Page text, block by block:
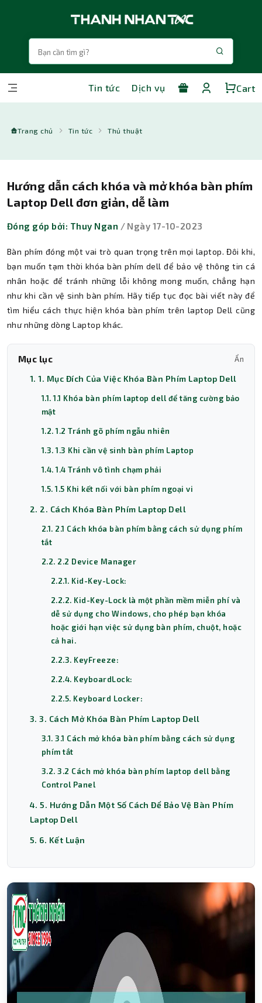
Tin tức Dịch vụ Cart
Trang chủ Tin tức Thủ thuật
Hướng dẫn cách khóa và mở khóa bàn phím
Laptop Dell đơn giản, dễ làm
Đóng góp bởi: Thuy Ngan / Ngày 17-10-2023
Bàn phím đóng một vai trò quan trọng trên mọi laptop. Đôi khi,
bạn muốn tạm thời khóa bàn phím dell để bảo vệ thông tin cá
nhân hoặc để tránh những lỗi không mong muốn, chẳng hạn
như khi cần vệ sinh bàn phím. Hãy tiếp tục đọc bài viết này để
tìm hiểu cách thực hiện khóa bàn phím trên laptop Dell cũng
như những dòng Laptop khác.
Mục lục Ẩn
1. 1. Mục Đích Của Việc Khóa Bàn Phím Laptop Dell
1.1. 1.1 Khóa bàn phím laptop dell để tăng cường bảo
mật
1.2. 1.2 Tránh gõ phím ngẫu nhiên
1.3. 1.3 Khi cần vệ sinh bàn phím Laptop
1.4. 1.4 Tránh vô tình chạm phải
1.5. 1.5 Khi kết nối với bàn phím ngoại vi
2. 2. Cách Khóa Bàn Phím Laptop Dell
2.1. 2.1 Cách khóa bàn phím bằng cách sử dụng phím
tắt
2.2. 2.2 Device Manager
2.2.1. Kid-Key-Lock:
2.2.2. Kid-Key-Lock là một phần mềm miễn phí và
dễ sử dụng cho Windows, cho phép bạn khóa
hoặc giới hạn việc sử dụng bàn phím, chuột, hoặc
cả hai.
2.2.3. KeyFreeze:
2.2.4. KeyboardLock:
2.2.5. Keyboard Locker:
3. 3. Cách Mở Khóa Bàn Phím Laptop Dell
3.1. 3.1 Cách mở khóa bàn phím bằng cách sử dụng
phím tắt
3.2. 3.2 Cách mở khóa bàn phím laptop dell bằng
Control Panel
4. 5. Hướng Dẫn Một Số Cách Để Bảo Vệ Bàn Phím
Laptop Dell
5. 6. Kết Luận